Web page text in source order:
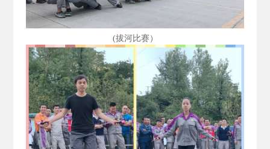
(拔河比赛）